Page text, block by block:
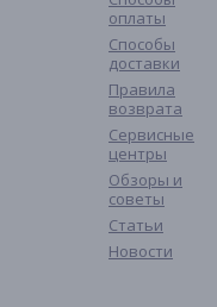
оплаты
Способы
доставки
Правила
возврата
Сервисные
центры
Обзоры и
советы
Статьи
Новости